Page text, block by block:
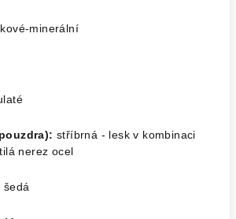
minerální
stříbrná - lesk v kombinaci
nerez ocel
šedá